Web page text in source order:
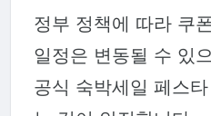
정부 정책에 따라 쿠
일정은 변동될 수 있
공식 숙박세일 페스